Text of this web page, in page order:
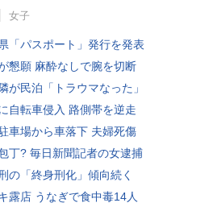
女子
「パスポート」発行を発表
懇願 麻酔なしで腕を切断
が民泊「トラウマなった」
自転車侵入 路側帯を逆走
車場から車落下 夫婦死傷
丁? 毎日新聞記者の女逮捕
の「終身刑化」傾向続く
露店 うなぎで食中毒14人